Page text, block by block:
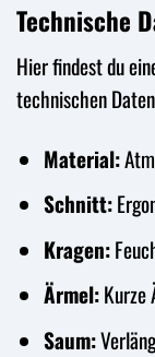
Technische
Hier findest du
technischen
Material:
Schnitt:
Kragen:
Ärmel:Kurze
Saum: